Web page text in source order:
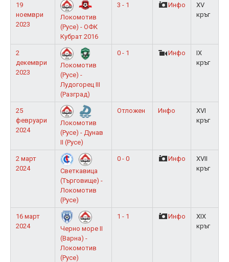
19
ноември
2023
Локомотив
(Русе) - ОФК
Кубрат 2016
3 - 1 Инфо
XV
кръг
2
декември
2023
Локомотив
(Русе) -
Лудогорец III
(Разград)
0 - 1 Инфо
IX
кръг
25
февруари
2024
Локомотив
(Русе) - Дунав
II (Русе)
Отложен Инфо
XVI
кръг
2 март
2024
Светкавица
(Търговище) -
Локомотив
(Русе)
0 - 0 Инфо
XVII
кръг
16 март
2024
Черно море II
(Варна) -
Локомотив
(Русе)
1 - 1 Инфо
XIX
кръг